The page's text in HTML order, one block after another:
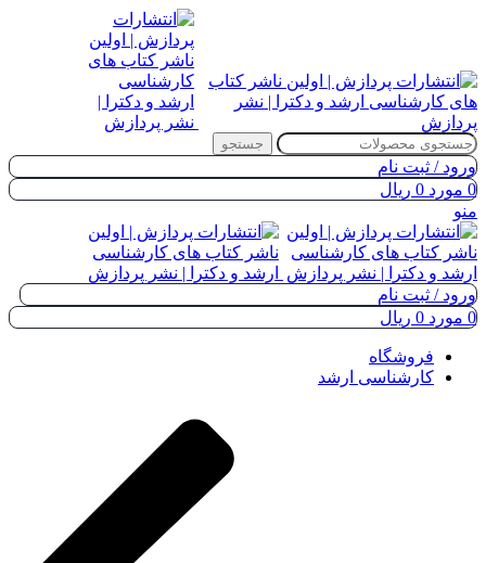
جستجو
ورود / ثبت نام
0 مورد 0 ریال
منو
ورود / ثبت نام
0 مورد 0 ریال
فروشگاه
کارشناسی ارشد